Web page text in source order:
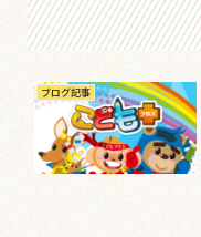
ブログ記事